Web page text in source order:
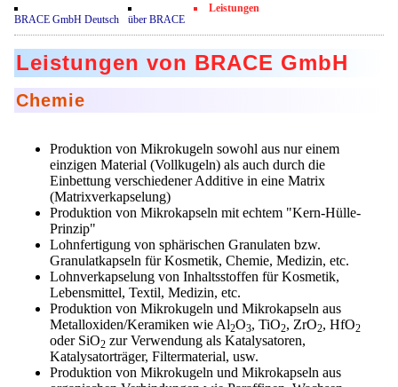
AGB Dienstleistungen
Einkaufsbedingungen
Newsticker
Film
Kundenrezensionen
Zertifikate
Datenschutzerklärung
Kontakt
Mikrokugelanlagen
Heizkammern
Trockner
Gebrauchte Maschinen - Angebote
Angebotsanfrage
Spherisator Serie
Spherisator M2
Pilotanlagen
Produktionsanlagen
Angebotsanfrage
Dienstleistungen
Mikrokugeln und Verfahren
Mikrokapseln
Mikroverkapselung
Lohnfertigung
Mietanlagen
Angebotsanfrage
Anwendungen
Aromakapseln
Emulgatoren
Geschmacksmaskierung
Instant Kugeln
Katalysatorträger
Keramische Hohlkugeln
Polymere
Informationsmaterial
Hf and ZrHf mixed Microspheres
Ultra spherical granulation (english)
Ultra spherical granulation (francais)
Des microbilles de granulométrie précise
Runde Sache
Fraunhofer UMSICHT Tage
Jobbörse
Kontakt
Kontaktformular
Angebotsanfrage
Bewertungsseite
Anfahrt
Suche
Mitgliederseiten
Neu Registrieren
Login
BRACE GmbH Deutsch über BRACE
Leistungen
Leistungen von BRACE GmbH
Chemie
Produktion von Mikrokugeln sowohl aus nur einem
einzigen Material (Vollkugeln) als auch durch die
Einbettung verschiedener Additive in eine Matrix
(Matrixverkapselung)
Produktion von Mikrokapseln mit echtem "Kern-Hülle-
Prinzip"
Lohnfertigung von sphärischen Granulaten bzw.
Granulatkapseln für Kosmetik, Chemie, Medizin, etc.
Lohnverkapselung von Inhaltsstoffen für Kosmetik,
Lebensmittel, Textil, Medizin, etc.
Produktion von Mikrokugeln und Mikrokapseln aus
Metalloxiden/Keramiken wie Al2O3, TiO2, ZrO2, HfO2
oder SiO2 zur Verwendung als Katalysatoren,
Katalysatorträger, Filtermaterial, usw.
Produktion von Mikrokugeln und Mikrokapseln aus